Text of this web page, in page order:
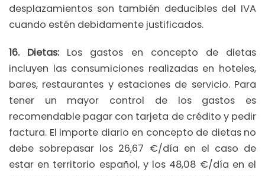
desplazamientos son también deducibles del IVA
cuando estén debidamente justificados.
16. Dietas: Los gastos en concepto de dietas
incluyen las consumiciones realizadas en hoteles,
bares, restaurantes y estaciones de servicio. Para
tener un mayor control de los gastos es
recomendable pagar con tarjeta de crédito y pedir
factura. El importe diario en concepto de dietas no
debe sobrepasar los 26,67 €/día en el caso de
estar en territorio español, y los 48,08 €/día en el